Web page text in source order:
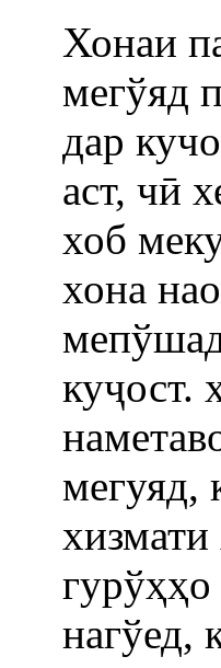
Хонаи
мегўяд
дар
аст, чӣ
хоб
хона
куҷост.
мегуяд,
нагўед,